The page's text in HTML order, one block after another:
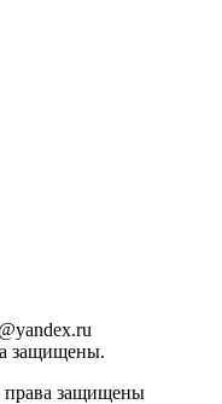
защищены.
права защищены